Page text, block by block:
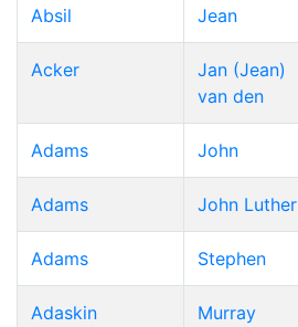
Absil Jean
Acker
Jan (Jean)
van den
Adams John
Adams John Luther
Adams Stephen
Adaskin Murray